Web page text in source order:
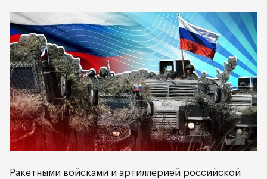
Ракетными войсками и артиллерией российской